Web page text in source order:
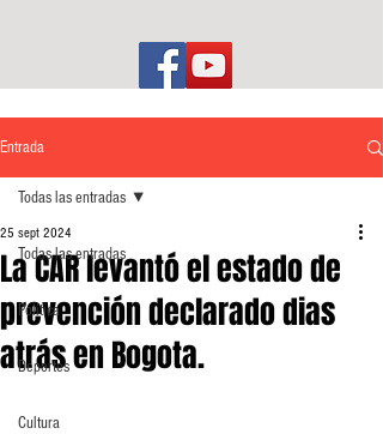
Entrada
Todas las entradas
Política
Deportes
Cultura
Todas las entradas
La CAR levantó el estado de
prevención declarado dias
atrás en Bogota.
25 sept 2024